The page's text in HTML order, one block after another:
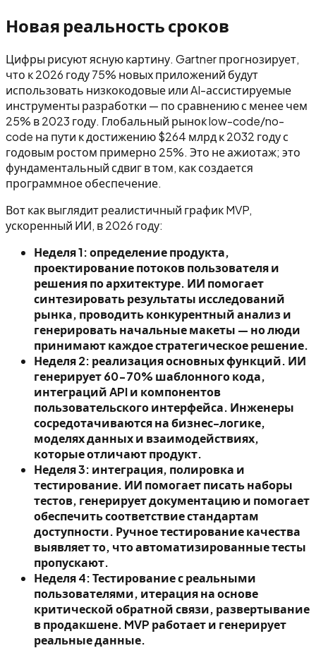
Новая реальность сроков
Цифры рисуют ясную картину. Gartner прогнозирует,
что к 2026 году 75% новых приложений будут
использовать низкокодовые или AI-ассистируемые
инструменты разработки — по сравнению с менее чем
25% в 2023 году. Глобальный рынок low-code/no-
code на пути к достижению $264 млрд к 2032 году с
годовым ростом примерно 25%. Это не ажиотаж; это
фундаментальный сдвиг в том, как создается
программное обеспечение.
Вот как выглядит реалистичный график MVP,
ускоренный ИИ, в 2026 году:
Неделя 1: определение продукта,
проектирование потоков пользователя и
решения по архитектуре. ИИ помогает
синтезировать результаты исследований
рынка, проводить конкурентный анализ и
генерировать начальные макеты — но люди
принимают каждое стратегическое решение.
Неделя 2: реализация основных функций. ИИ
генерирует 60-70% шаблонного кода,
интеграций API и компонентов
пользовательского интерфейса. Инженеры
сосредотачиваются на бизнес-логике,
моделях данных и взаимодействиях,
которые отличают продукт.
Неделя 3: интеграция, полировка и
тестирование. ИИ помогает писать наборы
тестов, генерирует документацию и помогает
обеспечить соответствие стандартам
доступности. Ручное тестирование качества
выявляет то, что автоматизированные тесты
пропускают.
Неделя 4: Тестирование с реальными
пользователями, итерация на основе
критической обратной связи, развертывание
в продакшене. MVP работает и генерирует
реальные данные.